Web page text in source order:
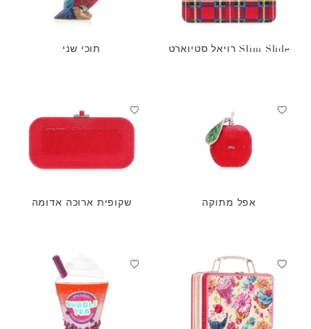
Slim Slide רויאל סטיוארט תוכי שני
אפל מתוקה שקופית ארוכה אדומה